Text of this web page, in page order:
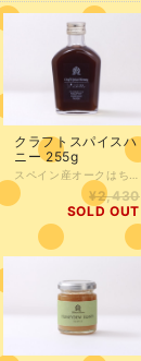
クラフトスパイスハ
ニー 255g
¥2,430
SOLD OUT